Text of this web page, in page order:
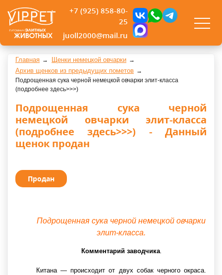
+7 (925) 858-80-
25
juoll2000@mail.ru
Главная
Щенки немецкой овчарки
Архив щенков из предыдущих пометов
Подрощенная сука черной немецкой овчарки элит-класса
(подробнее здесь>>>)
Подрощенная сука черной
немецкой овчарки элит-класса
(подробнее здесь>>>) - Данный
щенок продан
Продан
Подрощенная сука черной немецкой овчарки
элит-класса.
Комментарий заводчика.
Китана — происходит от двух собак черного окраса.